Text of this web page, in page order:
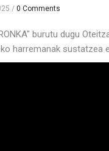
/ 0 Comments
burutu dugu
harremanak